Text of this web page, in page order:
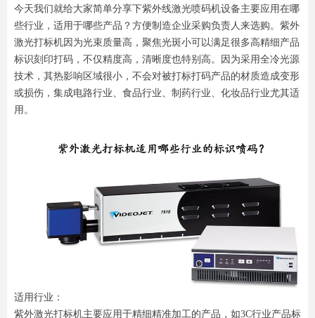
今天我们就给大家简单分享下紫外线激光喷码机设备主要应用在哪
些行业，适用于哪些产品？方便制造企业采购负责人来选购。紫外
激光打标机因为光束质量高，聚焦光斑小可以满足很多高精细产品
标识刻印打码，不仅精度高，清晰度也特别高。因为采用全冷光源
技术，其热影响区域很小，不会对被打标打码产品的材质造成变形
或损伤，集成电路行业、食品行业、制药行业、化妆品行业尤其适
用。
适用行业：
紫外激光打标机主要应用于精细精准加工的产品，如3C行业产品标